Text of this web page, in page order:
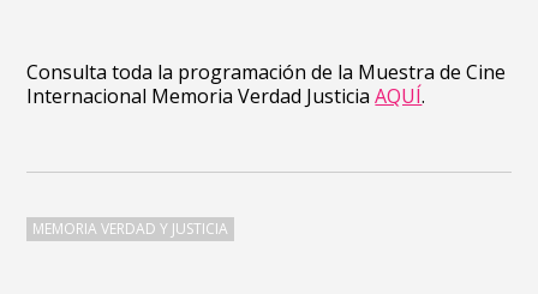
Consulta toda la programación de la Muestra de Cine
Internacional Memoria Verdad JusticiaAQUÍ.
MEMORIA VERDAD Y JUSTICIA